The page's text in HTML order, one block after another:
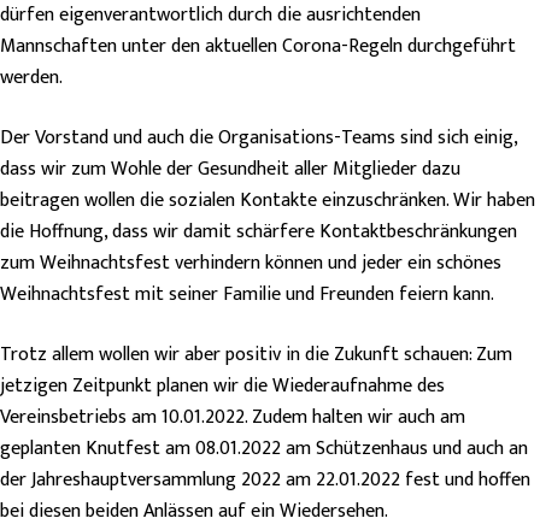
dürfen eigenverantwortlich durch die ausrichtenden
Mannschaften unter den aktuellen Corona-Regeln durchgeführt
werden.
Der Vorstand und auch die Organisations-Teams sind sich einig,
dass wir zum Wohle der Gesundheit aller Mitglieder dazu
beitragen wollen die sozialen Kontakte einzuschränken. Wir haben
die Hoffnung, dass wir damit schärfere Kontaktbeschränkungen
zum Weihnachtsfest verhindern können und jeder ein schönes
Weihnachtsfest mit seiner Familie und Freunden feiern kann.
Trotz allem wollen wir aber positiv in die Zukunft schauen: Zum
jetzigen Zeitpunkt planen wir die Wiederaufnahme des
Vereinsbetriebs am 10.01.2022. Zudem halten wir auch am
geplanten Knutfest am 08.01.2022 am Schützenhaus und auch an
der Jahreshauptversammlung 2022 am 22.01.2022 fest und hoffen
bei diesen beiden Anlässen auf ein Wiedersehen.